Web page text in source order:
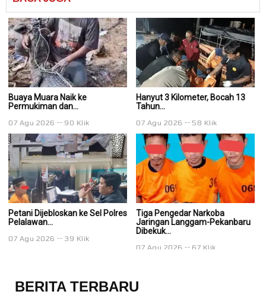
Buaya Muara Naik ke
Permukiman dan...
07 Agu 2026 90 Klik
Hanyut 3 Kilometer, Bocah 13
Tahun...
07 Agu 2026 58 Klik
Petani Dijebloskan ke Sel Polres
Pelalawan...
07 Agu 2026 39 Klik
Tiga Pengedar Narkoba
Jaringan Langgam-Pekanbaru
Dibekuk...
07 Agu 2026 67 Klik
BERITA TERBARU